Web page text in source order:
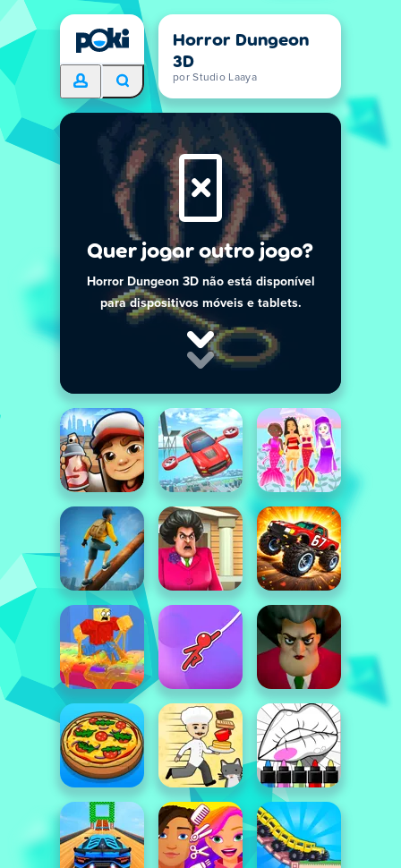
Horror Dungeon
3D
por Studio Laaya
Quer jogar outro jogo?
Horror Dungeon 3D não está disponível
para dispositivos móveis e tablets.